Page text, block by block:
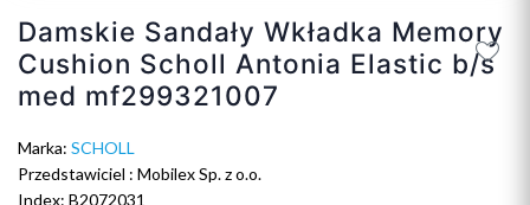
Damskie Sandały Wkładka Memory
Cushion Scholl Antonia Elastic b/s
med mf299321007
Marka: SCHOLL
Przedstawiciel : Mobilex Sp. z o.o.
Index: B2072031